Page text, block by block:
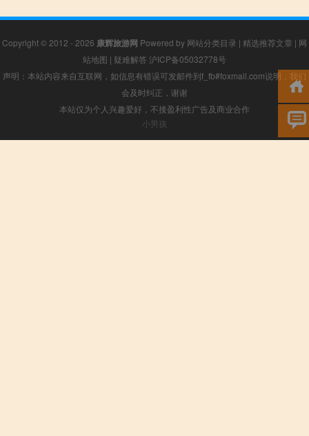
Copyright © 2012 - 2026 康辉旅游网 Powered by 网站分类目录 | 精选推荐文章 | 网
站地图 | 疑难解答 沪ICP备05032778号
声明：本站内容来自互联网，如信息有错误可发邮件到f_fb#foxmail.com说明，我们
会及时纠正，谢谢
本站仅为个人兴趣爱好，不接盈利性广告及商业合作
小男孩